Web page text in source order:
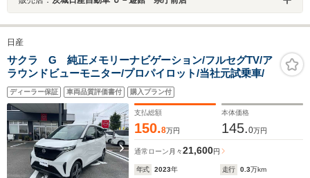
日産
サクラ G 純正メモリーナビゲーション/フルセグTV/ア
ラウンドビューモニター/プロパイロット/当社元試乗車/
ディーラー保証 車両品質評価書付 購入プラン付
支払総額
150.8万円
本体価格
145.0万円
通常ローン 月々21,600円
年式 2023年 走行 0.3万km